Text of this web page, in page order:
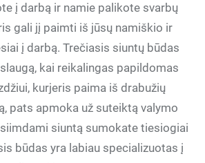
į darbą ir namie palikote svarbų
gali jį paimti iš jūsų namiškio ir
į darbą. Trečiasis siuntų būdas
kai reikalingas papildomas
kurjeris paima iš drabužių
pats apmoka už suteiktą valymo
siuntą sumokate tiesiogiai
būdas yra labiau specializuotas į